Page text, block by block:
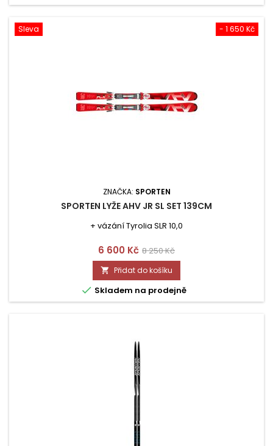
- 1 650 Kč
Sleva
ZNAČKA: SPORTEN
SPORTEN LYŽE AHV JR SL SET 139CM
+ vázání Tyrolia SLR 10,0
Cena
6 600 Kč Běžná
cena
8 250 Kč
 Přidat do košíku
 Skladem na prodejně